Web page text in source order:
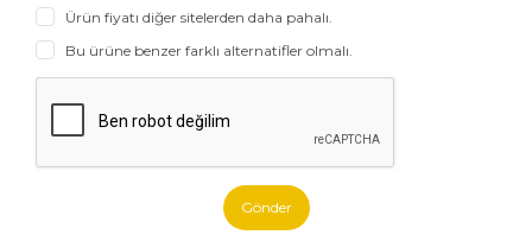
Ürün fiyatı diğer sitelerden daha pahalı.
Bu ürüne benzer farklı alternatifler olmalı.
Gönder